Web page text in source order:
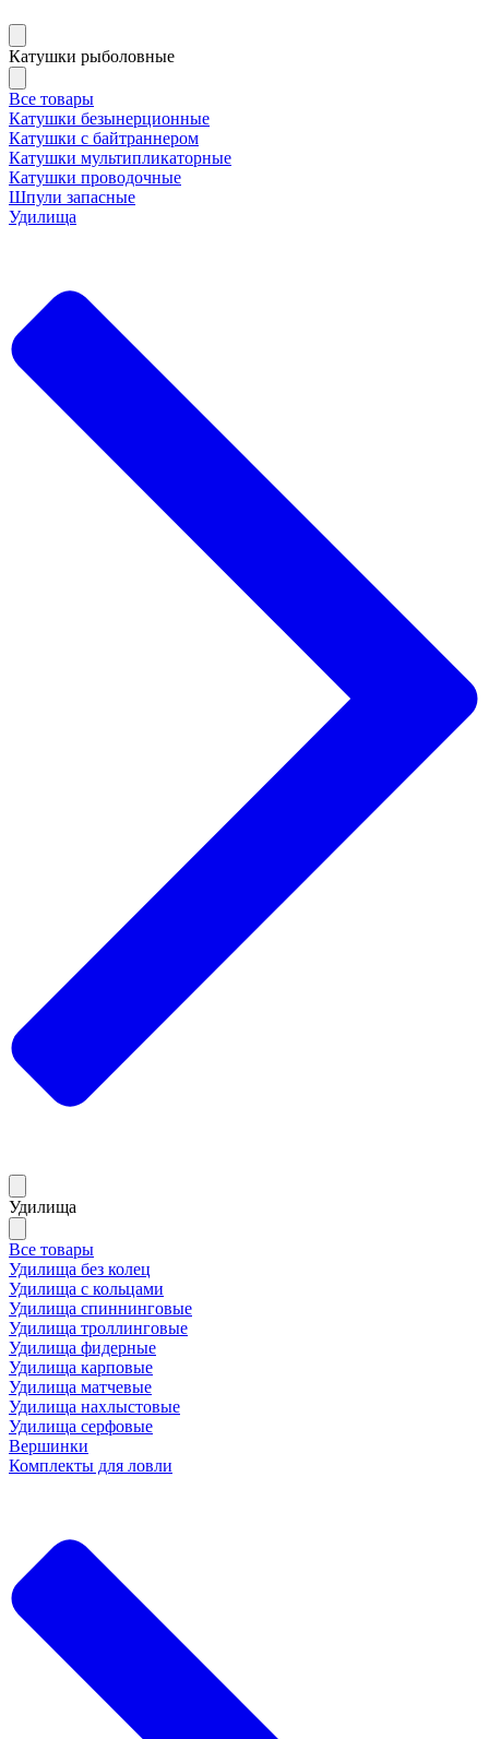
Катушки рыболовные
Все товары
Катушки безынерционные
Катушки с байтраннером
Катушки мультипликаторные
Катушки проводочные
Шпули запасные
Удилища
Удилища
Все товары
Удилища без колец
Удилища с кольцами
Удилища спиннинговые
Удилища троллинговые
Удилища фидерные
Удилища карповые
Удилища матчевые
Удилища нахлыстовые
Удилища серфовые
Вершинки
Комплекты для ловли